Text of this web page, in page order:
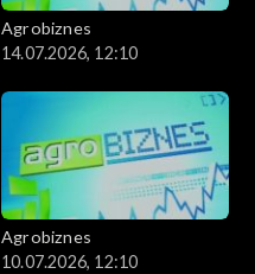
Agrobiznes
14.07.2026, 12:10
Agrobiznes
10.07.2026, 12:10